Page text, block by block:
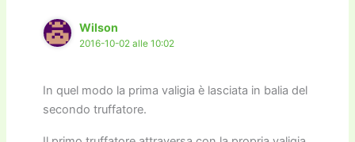
Wilson
2016-10-02 alle 10:02
In quel modo la prima valigia è lasciata in balia del
secondo truffatore.